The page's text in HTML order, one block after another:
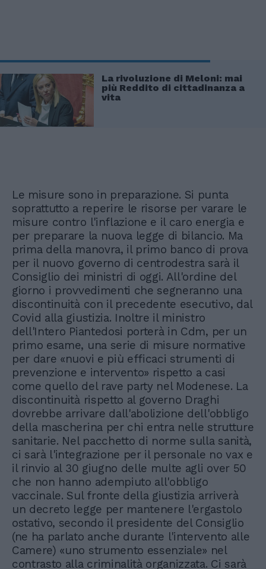
La rivoluzione di Meloni: mai
più Reddito di cittadinanza a
vita
Le misure sono in preparazione. Si punta
soprattutto a reperire le risorse per varare le
misure contro l'inflazione e il caro energia e
per preparare la nuova legge di bilancio. Ma
prima della manovra, il primo banco di prova
per il nuovo governo di centrodestra sarà il
Consiglio dei ministri di oggi. All'ordine del
giorno i provvedimenti che segneranno una
discontinuità con il precedente esecutivo, dal
Covid alla giustizia. Inoltre il ministro
dell'Intero Piantedosi porterà in Cdm, per un
primo esame, una serie di misure normative
per dare «nuovi e più efficaci strumenti di
prevenzione e intervento» rispetto a casi
come quello del rave party nel Modenese. La
discontinuità rispetto al governo Draghi
dovrebbe arrivare dall'abolizione dell'obbligo
della mascherina per chi entra nelle strutture
sanitarie. Nel pacchetto di norme sulla sanità,
ci sarà l'integrazione per il personale no vax e
il rinvio al 30 giugno delle multe agli over 50
che non hanno adempiuto all'obbligo
vaccinale. Sul fronte della giustizia arriverà
un decreto legge per mantenere l'ergastolo
ostativo, secondo il presidente del Consiglio
(ne ha parlato anche durante l'intervento alle
Camere) «uno strumento essenziale» nel
contrasto alla criminalità organizzata. Ci sarà